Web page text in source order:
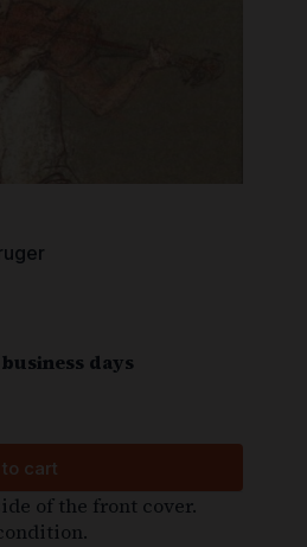
days
cart
of the front cover.